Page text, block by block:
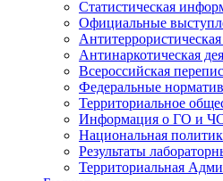
Статистическая
Официальные
Антитеррористическая
Антинаркотическая
Всероссийская
Федеральные
Территориальное
Информация о ГО и
Национальная
Результаты
Территориальная